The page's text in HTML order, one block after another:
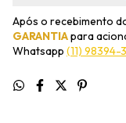
Após o recebimento
GARANTIApara
Whatsapp (11) 98394-